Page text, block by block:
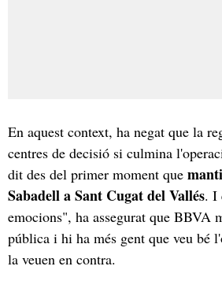
En aquest context, ha negat que la
centres de decisió si culmina
dit des del primer moment que
Sabadell a Sant Cugat del Vallés. I
emocions", ha assegurat que BBVA
pública i hi ha més gent que veu bé
la veuen en contra.